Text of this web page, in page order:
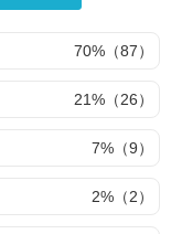
70%（87）
21%（26）
7%（9）
2%（2）